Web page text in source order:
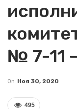
№ 7-11
On Ноя 30, 2020
495